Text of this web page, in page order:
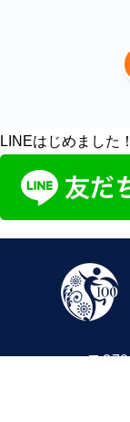
LINEはじめました
〒